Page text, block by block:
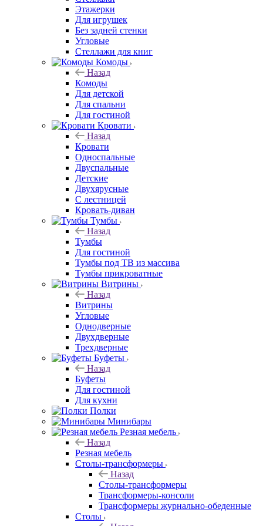
Этажерки
Для игрушек
Без задней стенки
Угловые
Стеллажи для книг
Комоды
Назад
Комоды
Для детской
Для спальни
Для гостиной
Кровати
Назад
Кровати
Односпальные
Двуспальные
Детские
Двухярусные
С лестницей
Кровать-диван
Тумбы
Назад
Тумбы
Для гостиной
Тумбы под ТВ из массива
Тумбы прикроватные
Витрины
Назад
Витрины
Угловые
Однодверные
Двухдверные
Трехдверные
Буфеты
Назад
Буфеты
Для гостиной
Для кухни
Полки
Минибары
Резная мебель
Назад
Резная мебель
Столы-трансформеры
Назад
Столы-трансформеры
Трансформеры-консоли
Трансформеры журнально-обеденные
Столы